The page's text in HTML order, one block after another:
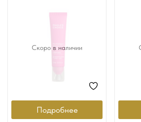
Скоро в наличии
Подробнее